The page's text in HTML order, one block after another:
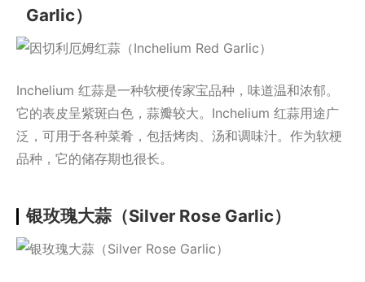
Garlic）
Inchelium 红蒜是一种软梗传家宝品种，味道温和浓郁。
它的表皮呈紫斑白色，蒜瓣较大。Inchelium 红蒜用途广
泛，可用于各种菜肴，包括烤肉、汤和调味汁。作为软梗
品种，它的储存期也很长。
银玫瑰大蒜（Silver Rose Garlic）